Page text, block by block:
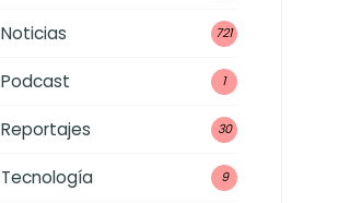
Noticias 721
Podcast 1
Reportajes 30
Tecnología 9